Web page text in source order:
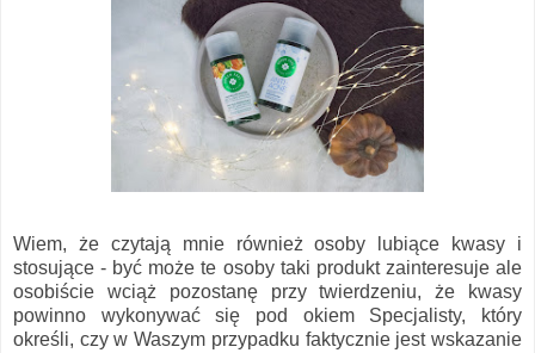
Wiem, że czytają mnie również osoby lubiące kwasy i
stosujące - być może te osoby taki produkt zainteresuje ale
osobiście wciąż pozostanę przy twierdzeniu, że kwasy
powinno wykonywać się pod okiem Specjalisty, który
określi, czy w Waszym przypadku faktycznie jest wskazanie